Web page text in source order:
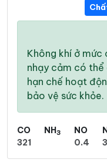
Không khí ở mức
nhạy cảm có thể
hạn chế hoạt
bảo vệ sức khỏe.
CO
321
NH3
NO
0.4